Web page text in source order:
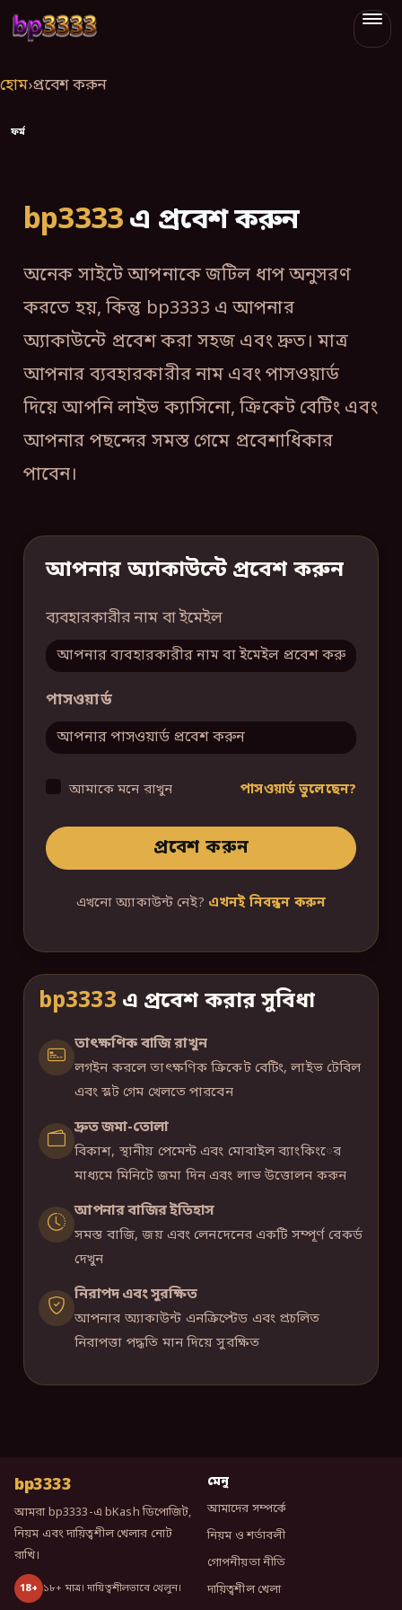
হোম›প্রবেশ করুন
ফর্ম
bp3333এ প্রবেশ করুন
অনেক সাইটে আপনাকে জটিল ধাপ অনুসরণ
করতে হয়, কিন্তু bp3333 এ আপনার
অ্যাকাউন্টে প্রবেশ করা সহজ এবং দ্রুত। মাত্র
আপনার ব্যবহারকারীর নাম এবং পাসওয়ার্ড
দিয়ে আপনি লাইভ ক্যাসিনো, ক্রিকেট বেটিং এবং
আপনার পছন্দের সমস্ত গেমে প্রবেশাধিকার
পাবেন।
আপনার অ্যাকাউন্টে প্রবেশ করুন
ব্যবহারকারীর নাম বা ইমেইল
পাসওয়ার্ড
আমাকে মনে রাখুন পাসওয়ার্ড ভুলেছেন?
প্রবেশ করুন
এখনো অ্যাকাউন্ট নেই? এখনই নিবন্ধন করুন
bp3333 এ প্রবেশ করার সুবিধা
তাৎক্ষণিক বাজি রাখুন
লগইন করলে তাৎক্ষণিক ক্রিকেট বেটিং, লাইভ টেবিল
এবং স্লট গেম খেলতে পারবেন
দ্রুত জমা-তোলা
বিকাশ, স্থানীয় পেমেন্ট এবং মোবাইল ব্যাংকিংের
মাধ্যমে মিনিটে জমা দিন এবং লাভ উত্তোলন করুন
আপনার বাজির ইতিহাস
সমস্ত বাজি, জয় এবং লেনদেনের একটি সম্পূর্ণ রেকর্ড
দেখুন
নিরাপদ এবং সুরক্ষিত
আপনার অ্যাকাউন্ট এনক্রিপ্টেড এবং প্রচলিত
নিরাপত্তা পদ্ধতি মান দিয়ে সুরক্ষিত
bp3333
আমরা bp3333-এ bKash ডিপোজিট,
নিয়ম এবং দায়িত্বশীল খেলার নোট
রাখি।
18+ ১৮+ মাত্র। দায়িত্বশীলভাবে খেলুন।
মেনু
আমাদের সম্পর্কে
নিয়ম ও শর্তাবলী
গোপনীয়তা নীতি
দায়িত্বশীল খেলা